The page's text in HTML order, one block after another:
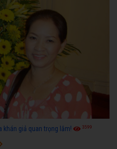
khán giả quan trọng lắm! 3599